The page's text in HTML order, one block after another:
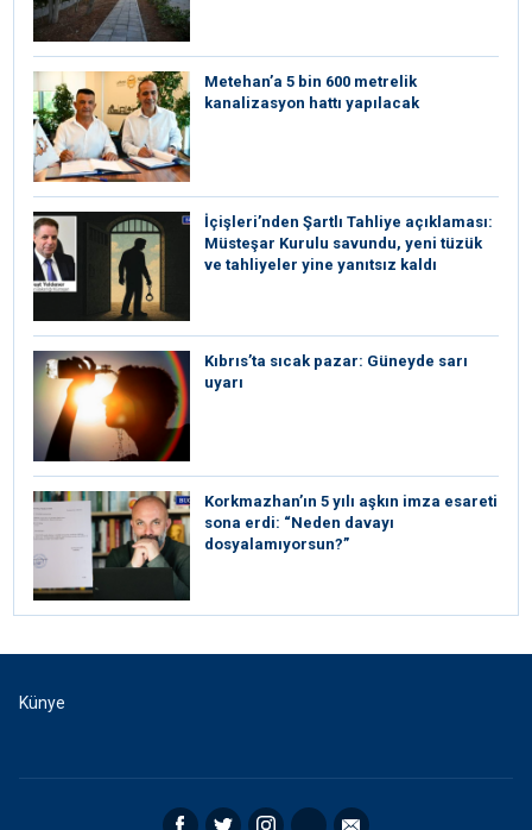
Metehan’a 5 bin 600 metrelik
kanalizasyon hattı yapılacak
İçişleri’nden Şartlı Tahliye açıklaması:
Müsteşar Kurulu savundu, yeni tüzük
ve tahliyeler yine yanıtsız kaldı
Kıbrıs’ta sıcak pazar: Güneyde sarı
uyarı
Korkmazhan’ın 5 yılı aşkın imza esareti
sona erdi: “Neden davayı
dosyalamıyorsun?”
Künye
Facebook Twitter Instagram RSS